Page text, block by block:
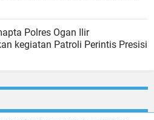
Polres Ogan Ilir
kegiatan Patroli Perintis Presisi